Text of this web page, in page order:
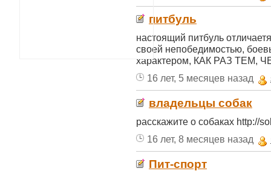
питбуль
настоящий питбуль
своей непобедимостью,
характером, КАК РАЗ ТЕМ,
16 лет, 5 месяцев назад
владельцы собак
расскажите о собаках http://
16 лет, 8 месяцев назад
Пит-спорт